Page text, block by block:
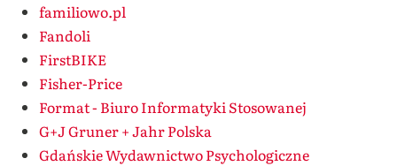
familiowo.pl
Fandoli
FirstBIKE
Fisher-Price
Format - Biuro Informatyki Stosowanej
G+J Gruner + Jahr Polska
Gdańskie Wydawnictwo Psychologiczne